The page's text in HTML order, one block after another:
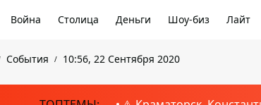
Война Столица Деньги Шоу-биз Лайт
События 10:56, 22 Сентября 2020